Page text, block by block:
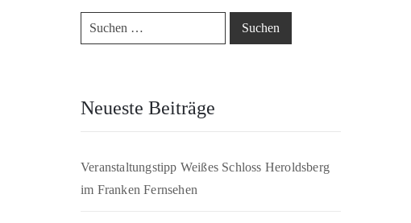
Neueste Beiträge
Veranstaltungstipp Weißes Schloss Heroldsberg
im Franken Fernsehen